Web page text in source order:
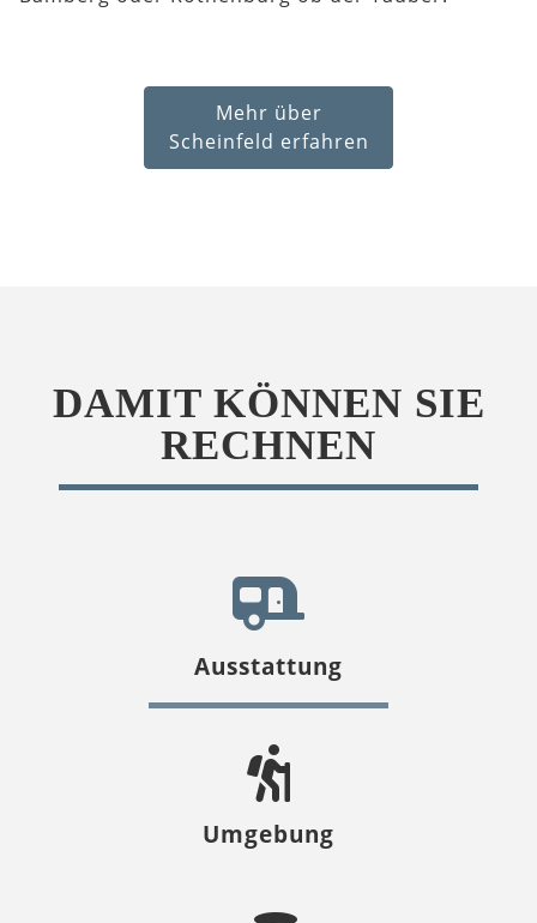
Mehr über
Scheinfeld erfahren
DAMIT KÖNNEN SIE
RECHNEN
Ausstattung
Umgebung